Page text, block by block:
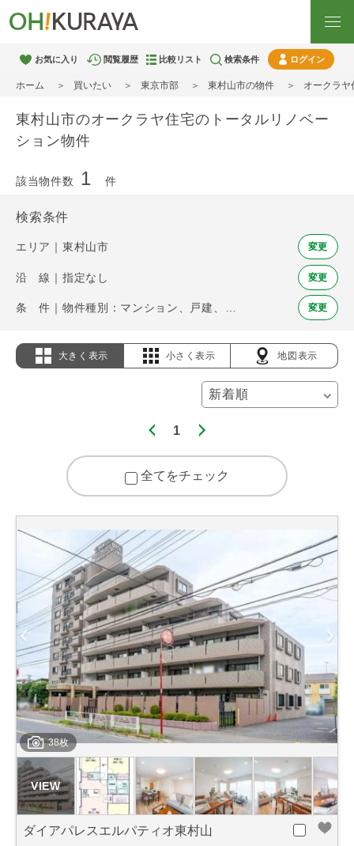
お気に入り 閲覧履歴 比較リスト 検索条件 ログイン
ホーム 買いたい 東京市部 東村山市の物件 オークラ
東村山市のオークラヤ住宅のトータルリノベー
ション物件
該当物件数 1 件
検索条件
エリア｜東村山市 変更
沿 線｜指定なし 変更
変更
大きく表示 小さく表示 地図表示
1
全てをチェック
38枚
ダイアパレスエルパティオ東村山